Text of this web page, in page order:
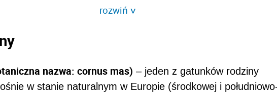
rozwiń>
nazwa: cornus mas) – jeden z gatunków rodziny
w stanie naturalnym w Europie (środkowej i